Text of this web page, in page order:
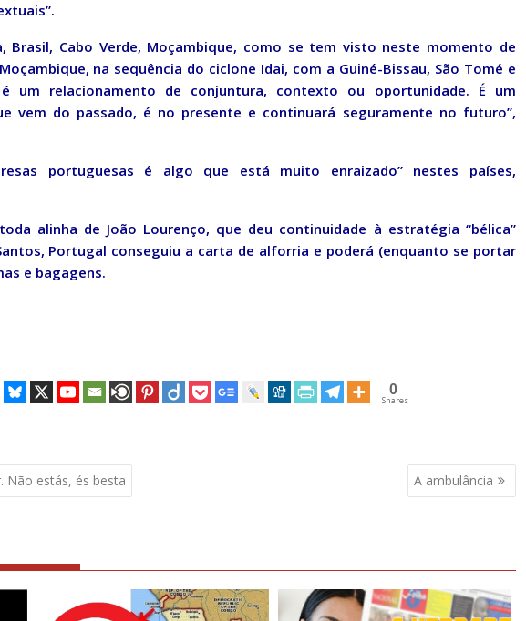
Brasil, Cabo Verde, Moçambique, como se tem visto neste momento de
na sequência do ciclone Idai, com a Guiné-Bissau, São Tomé e
um relacionamento de conjuntura, contexto ou oportunidade. É um
vem do passado, é no presente e continuará seguramente no futuro”,
portuguesas é algo que está muito enraizado” nestes países,
alinha de João Lourenço, que deu continuidade à estratégia “bélica”
Portugal conseguiu a carta de alforria e poderá (enquanto se portar
e bagagens.
0
Shares
Não estás, és besta A ambulância